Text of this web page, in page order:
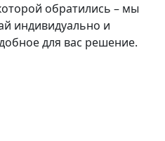
обратились – мы
индивидуально и
для вас решение.